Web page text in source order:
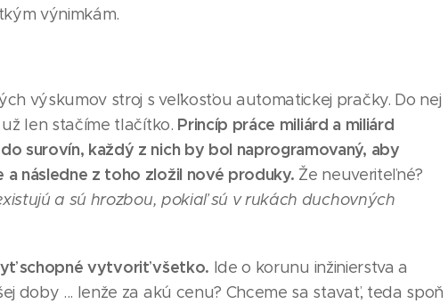
výnimkám.
výskumov stroj s veľkosťou automatickej pračky. Do nej
len stačíme tlačítko. Princíp práce miliárd a miliárd
surovín, každý z nich by bol naprogramovaný, aby
následne z toho zložil nové produky. Že neuveriteľné?
a sú hrozbou, pokiaľ sú v rukách duchovných
schopné vytvoriť všetko. Ide o korunu inžinierstva a
doby ... lenže za akú cenu? Chceme sa stavať, teda spoň